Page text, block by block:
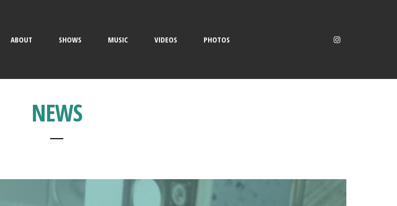
ABOUT SHOWS MUSIC VIDEOS PHOTOS
NEWS